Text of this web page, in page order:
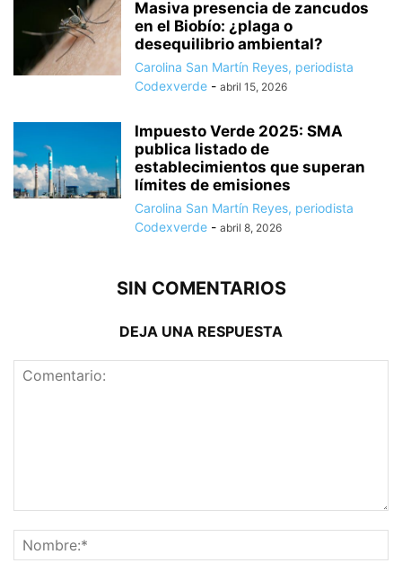
Masiva presencia de zancudos
en el Biobío: ¿plaga o
desequilibrio ambiental?
Carolina San Martín Reyes, periodista
Codexverde - abril 15, 2026
Impuesto Verde 2025: SMA
publica listado de
establecimientos que superan
límites de emisiones
Carolina San Martín Reyes, periodista
Codexverde - abril 8, 2026
SIN COMENTARIOS
DEJA UNA RESPUESTA